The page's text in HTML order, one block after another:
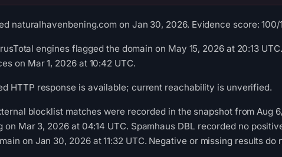
naturalhavenbening.com on Jan 30, 2026. Evidence score:
engines flagged the domain on May 15, 2026 at 20:13
on Mar 1, 2026 at 10:42 UTC.
HTTP response is available; current reachability is unverified.
blocklist matches were recorded in the snapshot from Aug
Mar 3, 2026 at 04:14 UTC. Spamhaus DBL recorded no
on Jan 30, 2026 at 11:32 UTC. Negative or missing results do